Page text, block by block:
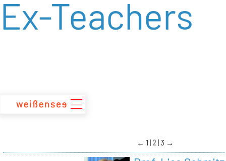
zum
Inhalt
Ex-Teachers
← 1 2 3 →